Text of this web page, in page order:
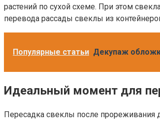
растений по сухой схеме. При этом
перевода рассады свеклы из
Популярные статьи Декупаж
Идеальный момент для
Пересадка свеклы после прореживания